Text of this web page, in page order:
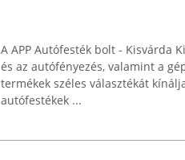
A APP Autófesték bolt - Kisvárda
és az autófényezés, valamint a
termékek széles választékát
autófestékek ...